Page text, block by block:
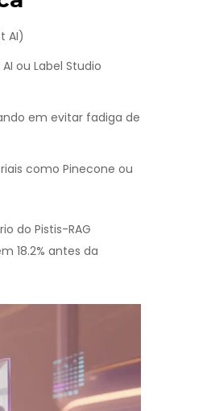
AI)
ou Label Studio
em evitar fadiga de
como Pinecone ou
do Pistis-RAG
18.2% antes da